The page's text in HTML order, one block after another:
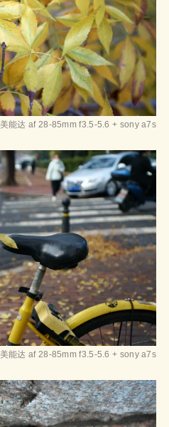
美能达 af 28-85mm f3.5-5.6 + sony a7s
美能达 af 28-85mm f3.5-5.6 + sony a7s